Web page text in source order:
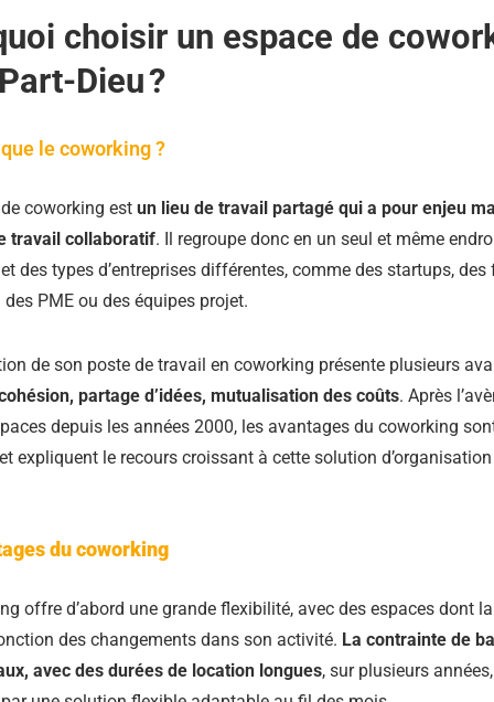
choisir un espace de
Dieu ?
que le coworking ?
coworking est un lieu de travail partagé qui a pour enjeu
travail collaboratif. Il regroupe donc en un seul et même
des types d’entreprises différentes, comme des startups, des
PME ou des équipes projet.
de son poste de travail en coworking présente plusieurs
partage d’idées, mutualisation des coûts. Après
depuis les années 2000, les avantages du coworking
expliquent le recours croissant à cette solution
du coworking
offre d’abord une grande flexibilité, avec des espaces dont
des changements dans son activité. La contrainte de
avec des durées de location longues, sur plusieurs